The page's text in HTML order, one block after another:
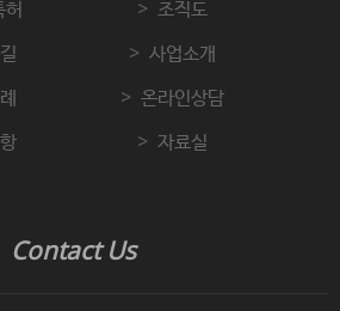
허
조직도
사업소개
온라인상담
자료실
Contact Us